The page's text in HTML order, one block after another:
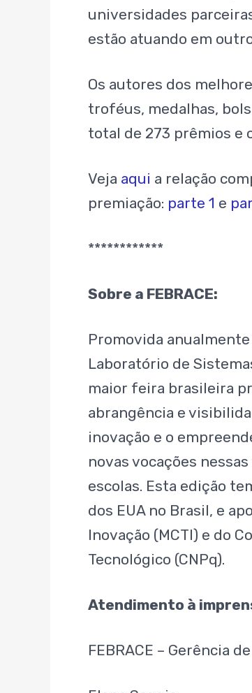
universidades
estão atuando em
Os autores dos
troféus, medalhas,
total de 273 prêmios e
Veja aqui a relação
premiação: parte 1 e
************
Sobre a FEBRACE:
Promovida
Laboratório de
maior feira brasileira
abrangência e
inovação e o
novas vocações
escolas. Esta edição
dos EUA no Brasil, e
Inovação (MCTI) e do
Tecnológico (CNPq).
Atendimento à
FEBRACE – Gerência